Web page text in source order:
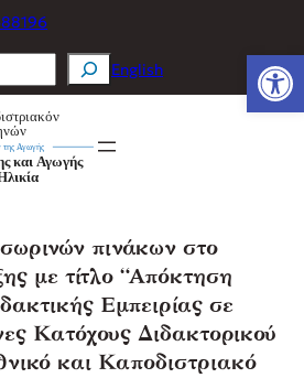
English
πινάκων στο
με τίτλο “Απόκτηση
Εμπειρίας σε
Κατόχους Διδακτορικού
και Καποδιστριακό